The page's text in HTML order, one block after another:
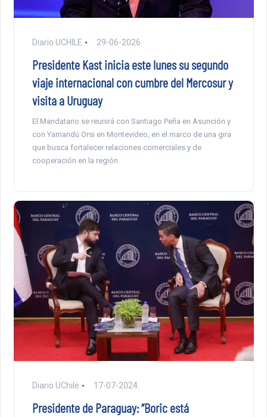
Diario UCHILE 29-06-2026
Presidente Kast inicia este lunes su segundo
viaje internacional con cumbre del Mercosur y
visita a Uruguay
El Mandatario se reunirá con Santiago Peña en Asunción y
con Yamandú Orsi en Montevideo, en el marco de una gira
que busca fortalecer relaciones comerciales y de
cooperación en la región.
Diario UChile 17-07-2024
Presidente de Paraguay: “Boric está